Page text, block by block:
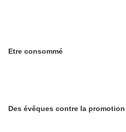
Etre consommé
Des évêques contre la